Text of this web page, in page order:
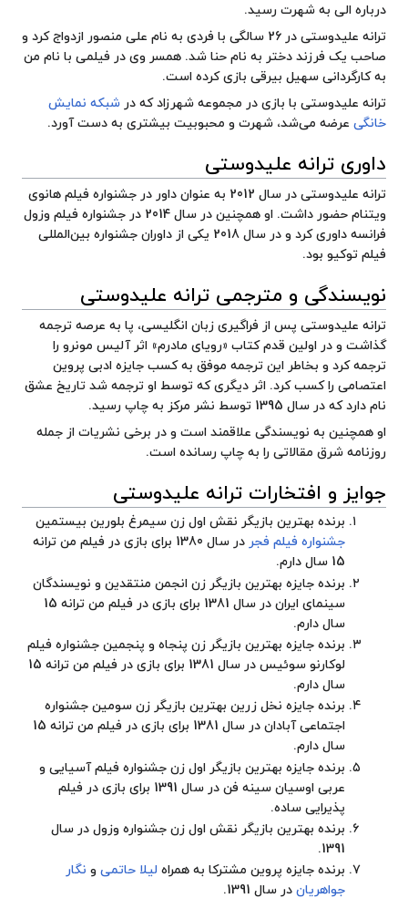
درباره الی به شهرت رسید.
ترانه علیدوستی در 26 سالگی با فردی به نام
علی منصور ازدواج کرد و
صاحب یک فرزند دختر به نام حنا شد. همسر وی در فیلمی با نام من
به کارگردانی سهیل بیرقی بازی کرده است.
ترانه علیدوستی با بازی در مجموعه شهرزاد که در شبکه نمایش
خانگی عرضه می‌شد، شهرت و محبوبیت بیشتری به دست آورد.
داوری ترانه علیدوستی
ترانه علیدوستی در سال 2012 به عنوان داور در
جشنواره فیلم هانوی
ویتنام حضور داشت. او همچنین در سال 2014 در
جشنواره فیلم وزول
فرانسه داوری کرد و در سال 2018 یکی از داوران
جشنواره بین‌المللی
فیلم توکیو بود.
نویسندگی و مترجمی ترانه علیدوستی
ترانه علیدوستی پس از فراگیری زبان انگلیسی، پا به عرصه ترجمه
گذاشت و در اولین قدم کتاب «رویای مادرم» اثرآلیس مونرو را
ترجمه کرد و بخاطر این ترجمه موفق به کسب جایزه ادبی پروین
اعتصامی را کسب کرد. اثر دیگری که توسط او ترجمه شد تاریخ عشق
نام دارد که در سال 1395 توسط نشر مرکز به چاپ رسید.
او همچنین به نویسندگی علاقمند است و در برخی نشریات از جمله
روزنامه شرق مقالاتی را به چاپ رسانده است.
جوایز و افتخارات ترانه علیدوستی
برنده بهترین بازیگر نقش اول زن سیمرغ بلورین بیستمین
جشنواره فیلم فجر
در سال 1380 برای بازی در فیلم من ترانه
15 سال دارم.
برنده جایزه بهترین بازیگر زن انجمن منتقدین و نویسندگان
سینمای ایران
در سال 1381 برای بازی در فیلم من ترانه 15
سال دارم.
برنده جایزه بهترین بازیگر زن پنجاه و پنجمین جشنواره فیلم
لوکارنو سوئیس
در سال 1381 برای بازی در فیلم من ترانه 15
سال دارم.
برنده جایزه نخل زرین بهترین بازیگر زن سومین جشنواره
اجتماعی آبادان
در سال 1381 برای بازی در فیلم من ترانه 15
سال دارم.
برنده جایزه بهترین بازیگر اول زن جشنواره فیلم آسیایی و
عربی اوسیان سینه فن
در سال 1391 برای بازی در فیلم
پذیرایی ساده.
برنده بهترین بازیگر نقش اول زن جشنواره وزولدر سال
1391.
برنده جایزه پروینمشترکا به همراه لیلا حاتمیو نگار
جواهریاندر سال 1391.